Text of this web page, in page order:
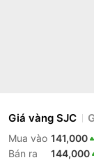
Giá vàng SJC
Mua vào 141,000
Bán ra
144,000